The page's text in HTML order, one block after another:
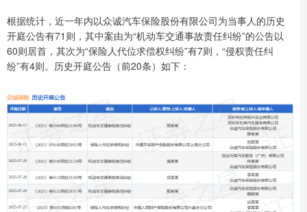
根据统计，近一年内以众诚汽车保险股份有限公司为当事人的历史
开庭公告有71则，其中案由为“机动车交通事故责任纠纷”的公告以
60则居首，其次为“保险人代位求偿权纠纷”有7则，“侵权责任纠
纷”有4则。历史开庭公告（前20条）如下：